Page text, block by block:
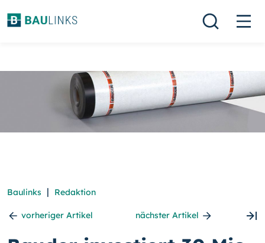
Baulinks | Redaktion
vorheriger Artikel nächster Artikel